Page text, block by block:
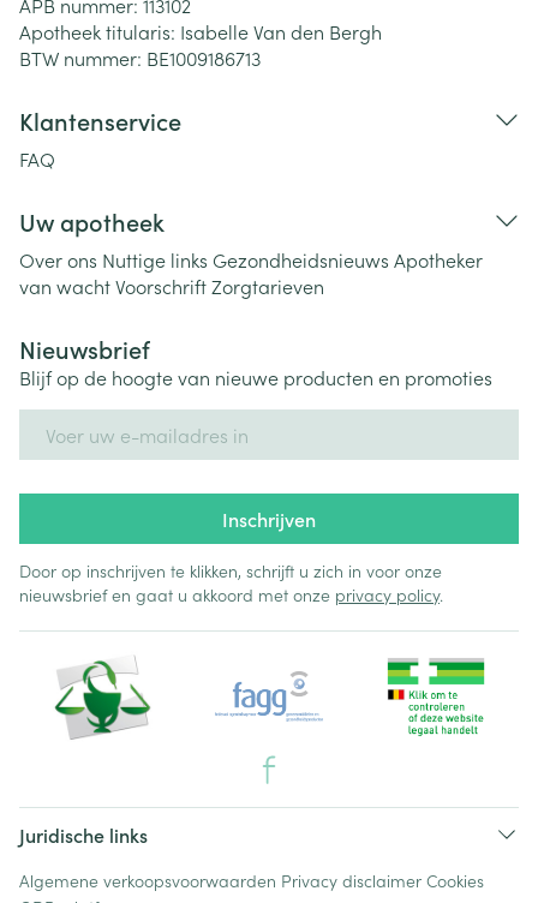
Apotheek titularis: Isabelle Van den Bergh
BTW nummer: BE1009186713
Klantenservice
FAQ
Uw apotheek
Over ons Nuttige links Gezondheidsnieuws Apotheker
van wachtVoorschriftZorgtarieven
Nieuwsbrief
Blijf op de hoogte van nieuwe producten en promoties
Inschrijven
Door op inschrijven te klikken, schrijft u zich in voor onze
nieuwsbrief en gaat u akkoord met onze privacy policy.
Juridische links
Algemene verkoopsvoorwaarden Privacy disclaimer Cookies